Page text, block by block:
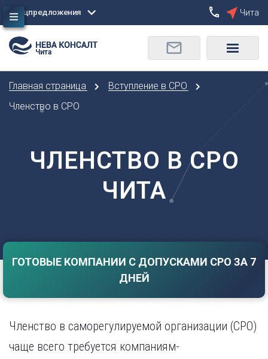
Сбросить
Москва
Санкт-Петербург
Б
Барнаул
Владикавказ
Владимир
Волгоград
Воронеж
Екатеринбург
О
Орел
Пермь
Ростов-на-Дону
Саранск
Смоленск
Сочи
Ставрополь
Спецпредложения Чита
Чита
Главная страница
Вступление в СРО
Членство в СРО
ЧЛЕНСТВО В СРО
ЧИТА
ГОТОВЫЕ КОМПАНИИ С ДОПУСКАМИ СРО ЗА 7
ДНЕЙ
Членство в саморегулируемой организации (СРО)
чаще всего требуется компаниям-